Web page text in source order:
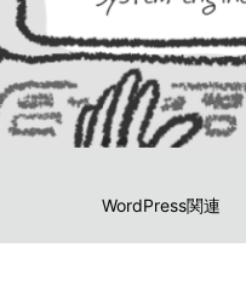
WordPress関連